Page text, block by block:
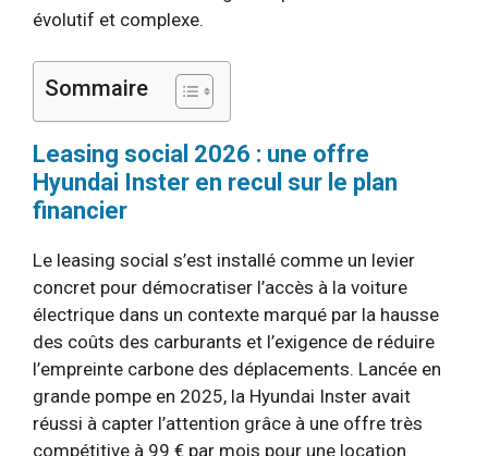
évolutif et complexe.
Sommaire
Leasing social 2026 : une offre
Hyundai Inster en recul sur le plan
financier
Le leasing social s’est installé comme un levier
concret pour démocratiser l’accès à la voiture
électrique dans un contexte marqué par la hausse
des coûts des carburants et l’exigence de réduire
l’empreinte carbone des déplacements. Lancée en
grande pompe en 2025, la Hyundai Inster avait
réussi à capter l’attention grâce à une offre très
compétitive à 99 € par mois pour une location